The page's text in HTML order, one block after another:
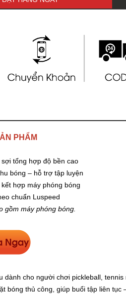
PHẨM
tổng hợp độ bền cao
bóng – hỗ trợ tập luyện
hợp máy phóng bóng
chuẩn Luspeed
gồm máy phóng bóng.
dành cho người chơi pickleball,
bóng thủ công, giúp buổi tập liên tục